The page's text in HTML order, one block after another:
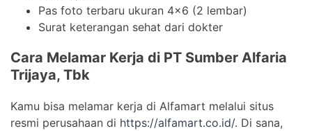
Pas foto terbaru ukuran 4×6 (2 lembar)
Surat keterangan sehat dari dokter
Cara Melamar Kerja di PT Sumber Alfaria
Trijaya, Tbk
Kamu bisa melamar kerja di Alfamart melalui situs
resmi perusahaan di https://alfamart.co.id/. Di sana,